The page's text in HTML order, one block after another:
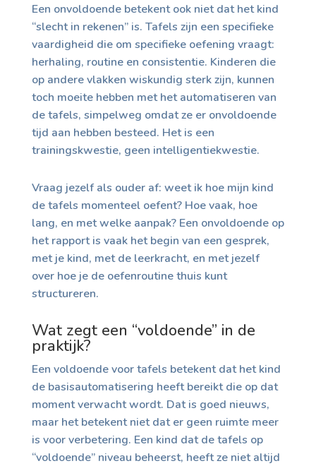
Een onvoldoende betekent ook niet dat het kind
“slecht in rekenen” is. Tafels zijn een specifieke
vaardigheid die om specifieke oefening vraagt:
herhaling, routine en consistentie. Kinderen die
op andere vlakken wiskundig sterk zijn, kunnen
toch moeite hebben met het automatiseren van
de tafels, simpelweg omdat ze er onvoldoende
tijd aan hebben besteed. Het is een
trainingskwestie, geen intelligentiekwestie.
Vraag jezelf als ouder af: weet ik hoe mijn kind
de tafels momenteel oefent? Hoe vaak, hoe
lang, en met welke aanpak? Een onvoldoende op
het rapport is vaak het begin van een gesprek,
met je kind, met de leerkracht, en met jezelf
over hoe je de oefenroutine thuis kunt
structureren.
Wat zegt een “voldoende” in de
praktijk?
Een voldoende voor tafels betekent dat het kind
de basisautomatisering heeft bereikt die op dat
moment verwacht wordt. Dat is goed nieuws,
maar het betekent niet dat er geen ruimte meer
is voor verbetering. Een kind dat de tafels op
“voldoende” niveau beheerst, heeft ze niet altijd